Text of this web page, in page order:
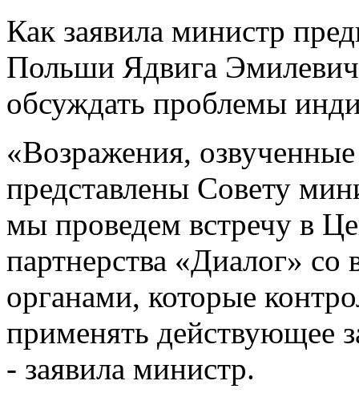
Как заявила министр
Польши Ядвига
обсуждать проблемы
«Возражения,
представлены Совету
мы проведем встречу в
партнерства «Диалог»
органами, которые
применять действующее
- заявила министр.